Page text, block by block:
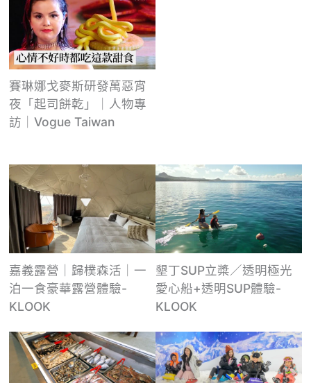
賽琳娜戈麥斯研發萬惡宵
夜「起司餅乾」｜人物專
訪｜Vogue Taiwan
嘉義露營｜歸樸森活｜一
泊一食豪華露營體驗-
KLOOK
墾丁SUP立槳／透明極光
愛心船+透明SUP體驗-
KLOOK